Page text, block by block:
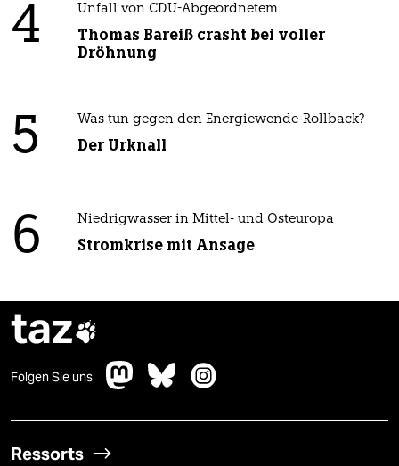
4 Unfall von CDU-Abgeordnetem
Thomas Bareiß crasht bei voller
Dröhnung
5 Was tun gegen den Energiewende-Rollback?
Der Urknall
6 Niedrigwasser in Mittel- und Osteuropa
Stromkrise mit Ansage
taz
Folgen Sie uns
Ressorts